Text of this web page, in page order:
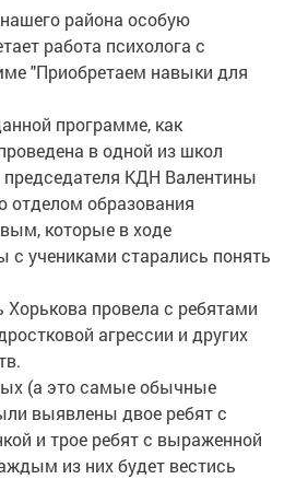
района особую
работа психолога с
"Приобретаем навыки для
программе, как
в одной из школ
председателя КДН Валентины
отделом образования
которые в ходе
с учениками старались понять
провела с ребятами
агрессии и других
(а это самые обычные
выявлены двое ребят с
и трое ребят с выраженной
из них будет вестись